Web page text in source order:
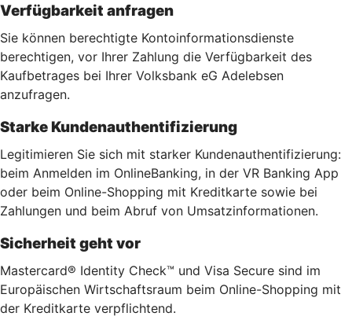
Verfügbarkeit anfragen
Sie können berechtigte Kontoinformationsdienste
berechtigen, vor Ihrer Zahlung die Verfügbarkeit des
Kaufbetrages bei Ihrer Volksbank eG Adelebsen
anzufragen.
Starke Kundenauthentifizierung
Legitimieren Sie sich mit starker Kundenauthentifizierung:
beim Anmelden im OnlineBanking, in der VR Banking App
oder beim Online-Shopping mit Kreditkarte sowie bei
Zahlungen und beim Abruf von Umsatzinformationen.
Sicherheit geht vor
Mastercard® Identity Check™ und Visa Secure sind im
Europäischen Wirtschaftsraum beim Online-Shopping mit
der Kreditkarte verpflichtend.